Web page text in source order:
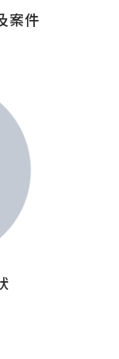
案件